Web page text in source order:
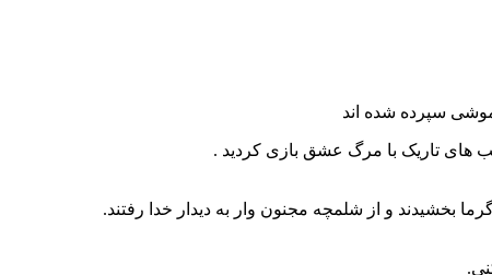
سپرده شده اند
بخشیدند و از شلمچه مجنون وار به دیدار خدا رفتند.